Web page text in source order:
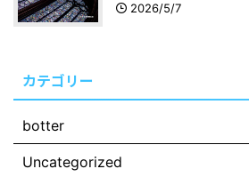
2026/5/7
カテゴリー
botter
Uncategorized